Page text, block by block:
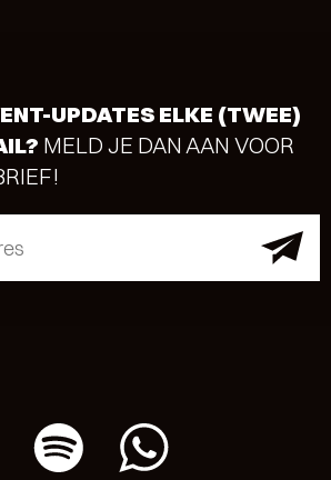
UPDATES ELKE (TWEE)
MELD JE DAN AAN VOOR